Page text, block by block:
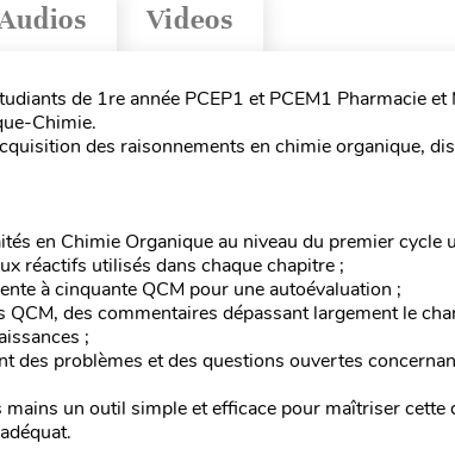
Videos
de 1re année PCEP1 et PCEM1 Pharmacie
Chimie.
des raisonnements en chimie organique,
en Chimie Organique au niveau du premier cycle
réactifs utilisés dans chaque chapitre ;
à cinquante QCM pour une autoévaluation ;
QCM, des commentaires dépassant largement le
;
des problèmes et des questions ouvertes
un outil simple et efficace pour maîtriser